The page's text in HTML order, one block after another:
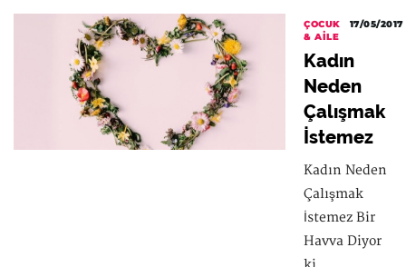
ÇOCUK
& AILE
17/05/2017
Kadın
Neden
Çalışmak
İstemez
Kadın Neden
Çalışmak
İstemez Bir
Havva Diyor